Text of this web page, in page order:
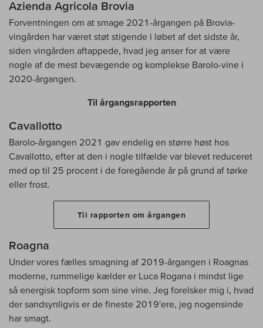
Azienda Agricola Brovia
Forventningen om at smage 2021-årgangen på Brovia-
vingården har været støt stigende i løbet af det sidste år,
siden vingården aftappede, hvad jeg anser for at være
nogle af de mest bevægende og komplekse Barolo-vine i
2020-årgangen.
Til årgangsrapporten
Cavallotto
Barolo-årgangen 2021 gav endelig en større høst hos
Cavallotto, efter at den i nogle tilfælde var blevet reduceret
med op til 25 procent i de foregående år på grund af tørke
eller frost.
Til rapporten om årgangen
Roagna
Under vores fælles smagning af 2019-årgangen i Roagnas
moderne, rummelige kælder er Luca Rogana i mindst lige
så energisk topform som sine vine. Jeg forelsker mig i, hvad
der sandsynligvis er de fineste 2019'ere, jeg nogensinde
har smagt.